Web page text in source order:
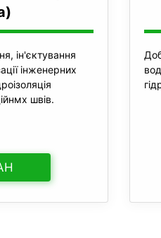
ін'єктування
інженерних
швів.